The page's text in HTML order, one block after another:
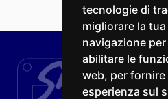
tecnologie di
migliorare la
navigazione
abilitare le
web, per
esperienza sul